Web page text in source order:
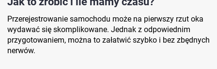
Przerejestrowanie samochodu może na pierwszy rzut oka
wydawać się skomplikowane. Jednak z odpowiednim
przygotowaniem, można to załatwić szybko i bez zbędnych
nerwów.